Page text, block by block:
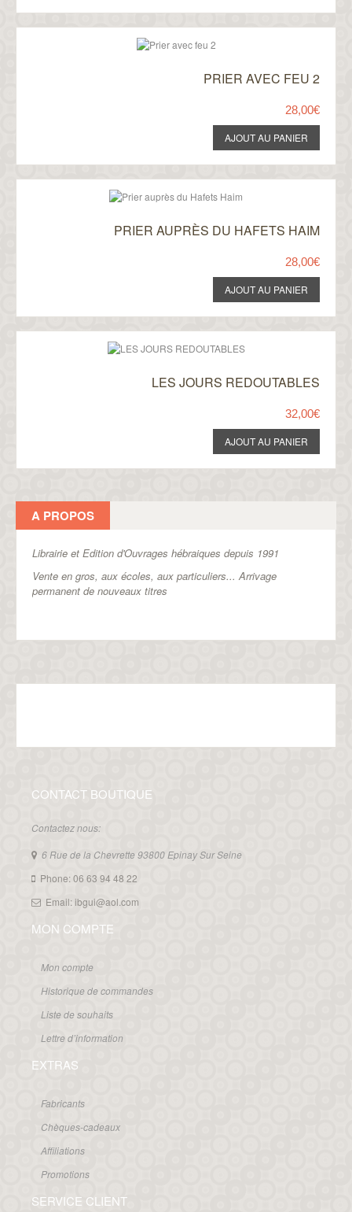
PRIER AVEC FEU 2
28,00€
PRIER AUPRÈS DU HAFETS HAIM
28,00€
LES JOURS REDOUTABLES
32,00€
A PROPOS
Librairie et Edition d'Ouvrages hébraiques depuis 1991
Vente en gros, aux écoles, aux particuliers...Arrivage
permanent de nouveaux titres
CONTACT BOUTIQUE
Contactez nous:
6 Rue de la Chevrette 93800 Epinay Sur Seine
Phone: 06 63 94 48 22
Email: ibgui@aol.com
MON COMPTE
Mon compte
Historique de commandes
Liste de souhaits
Lettre d’information
EXTRAS
Fabricants
Chèques-cadeaux
Affiliations
Promotions
SERVICE CLIENT